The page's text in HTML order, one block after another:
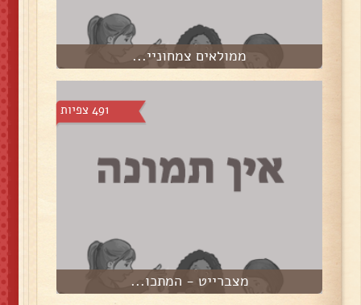
ממולאים צמחוניי...
491 צפיות
מצברייט - המתכו...